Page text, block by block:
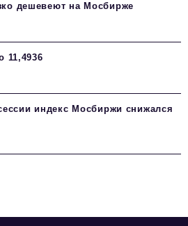
дешевеют на Мосбирже
11,4936
индекс Мосбиржи снижался